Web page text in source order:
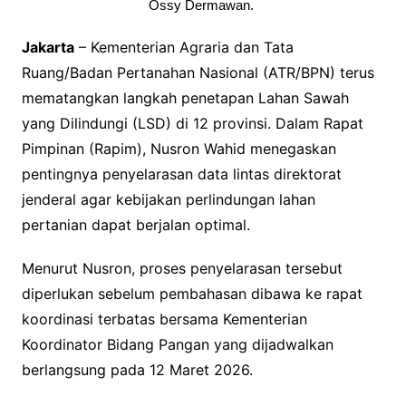
Ossy Dermawan.
Jakarta– Kementerian Agraria dan Tata
Ruang/Badan Pertanahan Nasional (ATR/BPN) terus
mematangkan langkah penetapan Lahan Sawah
yang Dilindungi (LSD) di 12 provinsi. Dalam Rapat
Pimpinan (Rapim), Nusron Wahid menegaskan
pentingnya penyelarasan data lintas direktorat
jenderal agar kebijakan perlindungan lahan
pertanian dapat berjalan optimal.
Menurut Nusron, proses penyelarasan tersebut
diperlukan sebelum pembahasan dibawa ke rapat
koordinasi terbatas bersama Kementerian
Koordinator Bidang Pangan yang dijadwalkan
berlangsung pada 12 Maret 2026.